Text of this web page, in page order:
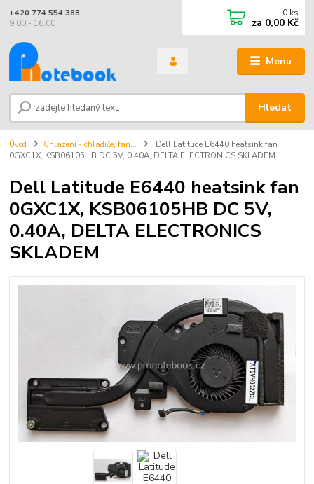
Menu
Hledat
+420 774 554 388
9:00 - 16:00
0 ks
za 0,00 Kč
Úvod Chlazení - chladiče, fan...
Dell Latitude E6440 heatsink fan
0GXC1X, KSB06105HB DC 5V, 0.40A, DELTA ELECTRONICS SKLADEM
Dell Latitude E6440 heatsink fan
0GXC1X, KSB06105HB DC 5V,
0.40A, DELTA ELECTRONICS
SKLADEM